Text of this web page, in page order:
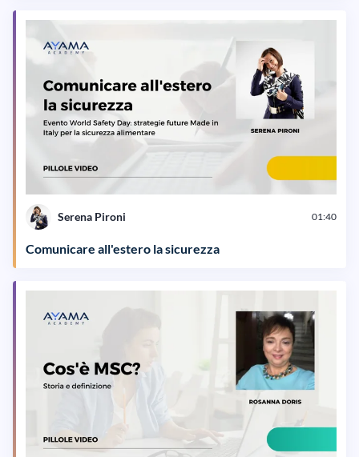
Serena Pironi 01:40
Comunicare all'estero la sicurezza